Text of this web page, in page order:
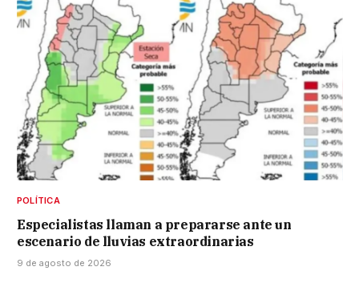
POLÍTICA
Especialistas llaman a prepararse ante un
escenario de lluvias extraordinarias
9 de agosto de 2026